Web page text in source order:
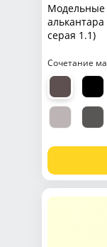
Модельные
серая 1.1)
Сочетание